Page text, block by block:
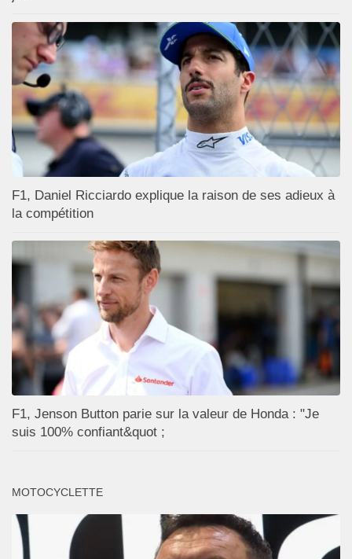
F1, Daniel Ricciardo explique la raison de ses adieux à
la compétition
F1, Jenson Button parie sur la valeur de Honda : "Je
suis 100% confiant&quot ;
MOTOCYCLETTE